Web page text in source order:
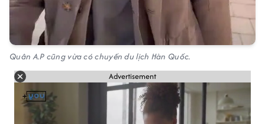
Quân A.P cũng vừa có chuyến du lịch Hàn Quốc.
Advertisement